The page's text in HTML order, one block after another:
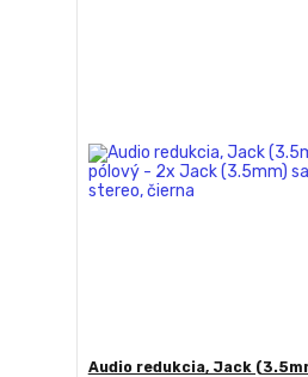
Audio redukcia, Jack